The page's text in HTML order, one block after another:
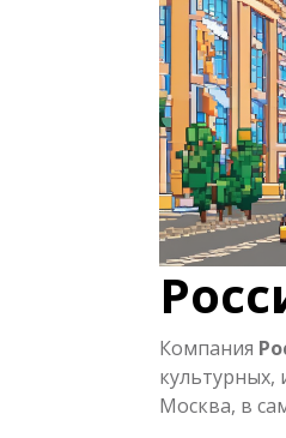
Компания
культурных,
Москва, в